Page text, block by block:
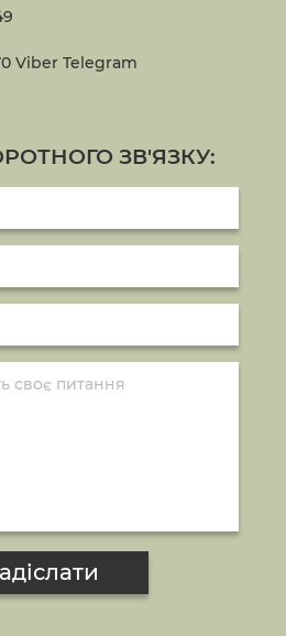
Viber Telegram
ЗВ'ЯЗКУ: